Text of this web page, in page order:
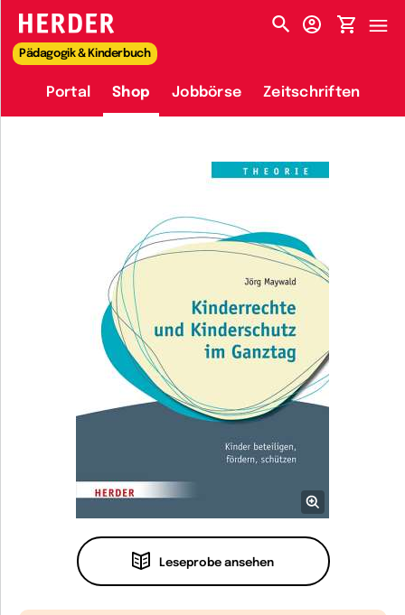
HERDER-MENÜ
Pädagogik & Kinderbuch
Portal Shop Jobbörse Zeitschriften
Leseprobe ansehen